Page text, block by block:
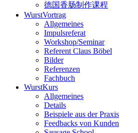
德国香肠制作课程
WurstVortrag
Allgemeines
Impulsreferat
Workshop/Seminar
Referent Claus Böbel
Bilder
Referenzen
Fachbuch
WurstKurs
Allgemeines
Details
Beispiele aus der Praxis
Feedbacks von Kunden